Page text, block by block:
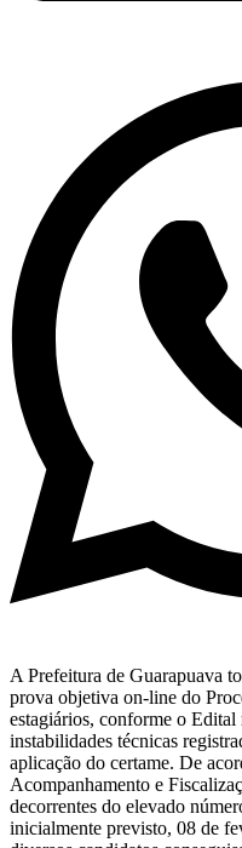
A Prefeitura de Guarapuava
prova objetiva on-line do
estagiários, conforme o Edital
instabilidades técnicas
aplicação do certame. De
Acompanhamento e
decorrentes do elevado
inicialmente previsto, 08 de